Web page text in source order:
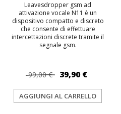
Leavesdropper gsm ad
attivazione vocale N11 è un
dispositivo compatto e discreto
che consente di effettuare
intercettazioni discrete tramite il
segnale gsm.
99,00 € 39,90 €
AGGIUNGI AL CARRELLO